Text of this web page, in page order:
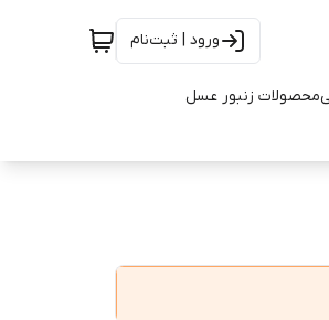
ورود | ثبت‌نام
محصولات زنبور عسل